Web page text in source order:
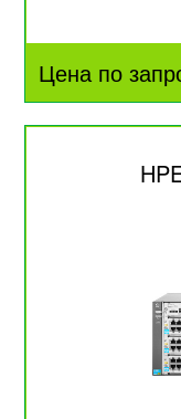
Цена по